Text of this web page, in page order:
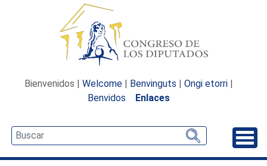
Bienvenidos | Welcome | Benvinguts | Ongi etorri |
Benvidos
Enlaces